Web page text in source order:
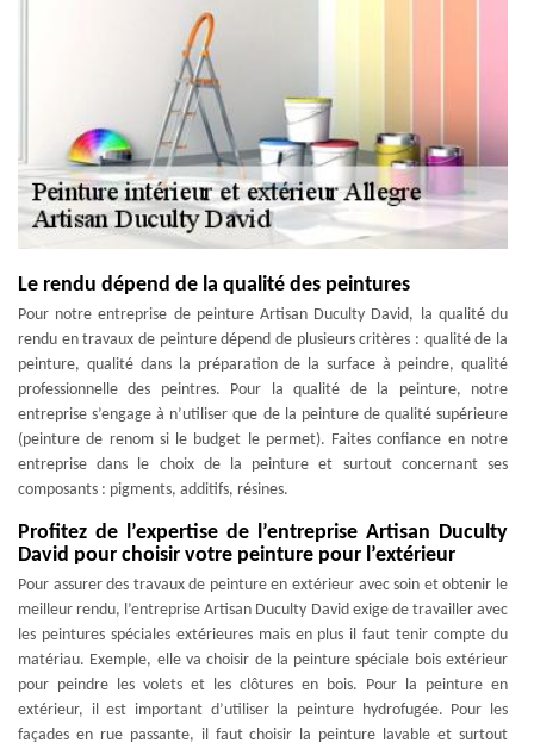
Le rendu dépend de la qualité des peintures
Pour notre entreprise de peinture Artisan Duculty David, la qualité du
rendu en travaux de peinture dépend de plusieurs critères : qualité de la
peinture, qualité dans la préparation de la surface à peindre, qualité
professionnelle des peintres. Pour la qualité de la peinture, notre
entreprise s’engage à n’utiliser que de la peinture de qualité supérieure
(peinture de renom si le budget le permet). Faites confiance en notre
entreprise dans le choix de la peinture et surtout concernant ses
composants : pigments, additifs, résines.
Profitez de l’expertise de l’entreprise Artisan Duculty
David pour choisir votre peinture pour l’extérieur
Pour assurer des travaux de peinture en extérieur avec soin et obtenir le
meilleur rendu, l’entreprise Artisan Duculty David exige de travailler avec
les peintures spéciales extérieures mais en plus il faut tenir compte du
matériau. Exemple, elle va choisir de la peinture spéciale bois extérieur
pour peindre les volets et les clôtures en bois. Pour la peinture en
extérieur, il est important d’utiliser la peinture hydrofugée. Pour les
façades en rue passante, il faut choisir la peinture lavable et surtout